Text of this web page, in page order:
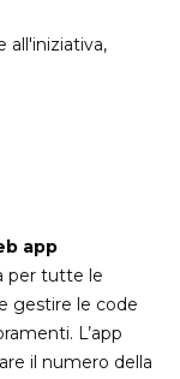
all'iniziativa,
app
per tutte le
gestire le code
L’app
il numero della